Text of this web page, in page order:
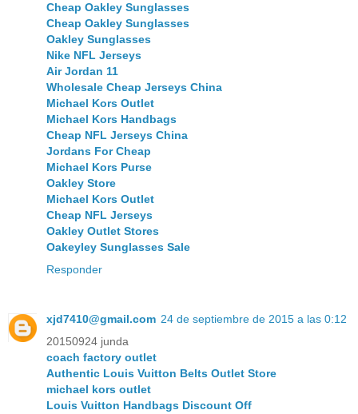
Cheap Oakley Sunglasses
Cheap Oakley Sunglasses
Oakley Sunglasses
Nike NFL Jerseys
Air Jordan 11
Wholesale Cheap Jerseys China
Michael Kors Outlet
Michael Kors Handbags
Cheap NFL Jerseys China
Jordans For Cheap
Michael Kors Purse
Oakley Store
Michael Kors Outlet
Cheap NFL Jerseys
Oakley Outlet Stores
Oakeyley Sunglasses Sale
Responder
xjd7410@gmail.com 24 de septiembre de 2015 a las 0:12
20150924 junda
coach factory outlet
Authentic Louis Vuitton Belts Outlet Store
michael kors outlet
Louis Vuitton Handbags Discount Off